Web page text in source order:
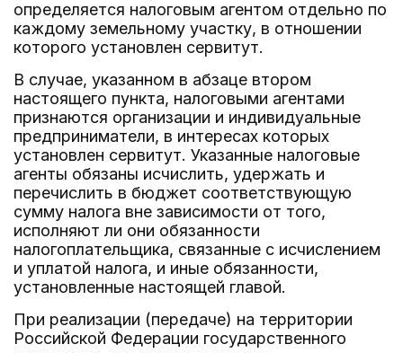
определяется налоговым агентом отдельно по
каждому земельному участку, в отношении
которого установлен сервитут.
В случае, указанном в абзаце втором
настоящего пункта, налоговыми агентами
признаются организации и индивидуальные
предприниматели, в интересах которых
установлен сервитут. Указанные налоговые
агенты обязаны исчислить, удержать и
перечислить в бюджет соответствующую
сумму налога вне зависимости от того,
исполняют ли они обязанности
налогоплательщика, связанные с исчислением
и уплатой налога, и иные обязанности,
установленные настоящей главой.
При реализации (передаче) на территории
Российской Федерации государственного